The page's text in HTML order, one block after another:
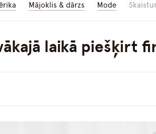
Mājoklis & dārzs Mode
laikā piešķirt